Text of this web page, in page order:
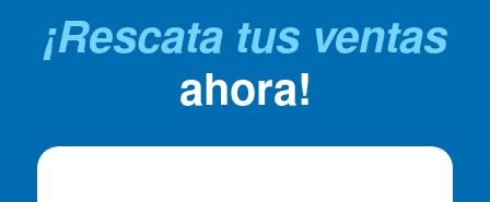
¡Rescata tus ventas
ahora!